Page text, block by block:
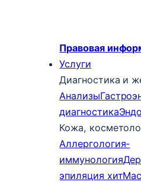
Правовая
Услуги
Диагностика и
Анализы
диагностика
Кожа,
Аллергология-
иммунология
эпиляция хит